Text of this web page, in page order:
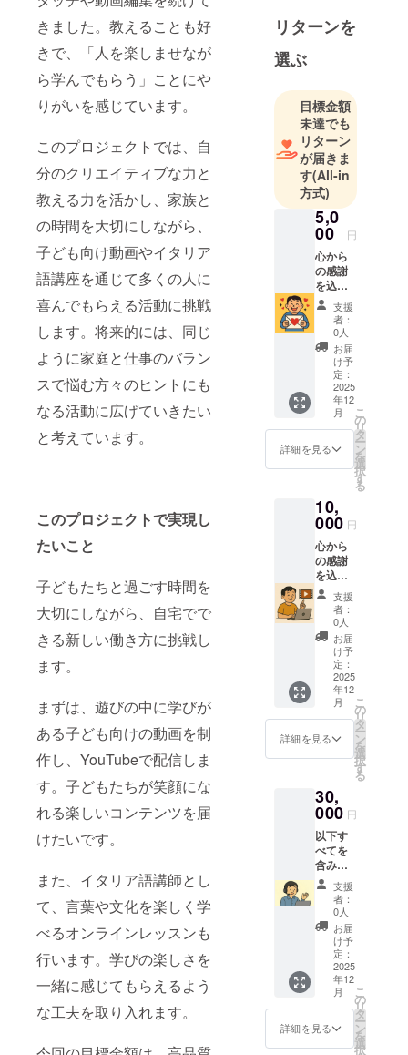
きました。教えることも好
きで、「人を楽しませなが
ら学んでもらう」ことにや
りがいを感じています。
このプロジェクトでは、自
分のクリエイティブな力と
教える力を活かし、家族と
の時間を大切にしながら、
子ども向け動画やイタリア
語講座を通じて多くの人に
喜んでもらえる活動に挑戦
します。将来的には、同じ
ように家庭と仕事のバラン
スで悩む方々のヒントにも
なる活動に広げていきたい
と考えています。
このプロジェクトで実現し
たいこと
子どもたちと過ごす時間を
大切にしながら、自宅でで
きる新しい働き方に挑戦し
ます。
まずは、遊びの中に学びが
ある子ども向けの動画を制
作し、YouTubeで配信しま
す。子どもたちが笑顔にな
れる楽しいコンテンツを届
けたいです。
また、イタリア語講師とし
て、言葉や文化を楽しく学
べるオンラインレッスンも
行います。学びの楽しさを
一緒に感じてもらえるよう
な工夫を取り入れます。
ンツの仕事
を始めたい
と考えてい
ます。ピザ
職人として
26年の経験
があり、本
格的なイタ
リアンレシ
ピや子供向
けの動画作
りが得意で
このクラウ
ドファン
ディングを
通じて、新
しい働き方
と、家族と
の未来を切
り開いてい
きたいと思
援よろしく
お願いいた
します！
リターンを
選ぶ
目標金額
未達でも
リターン
が届きま
す(All-in
方式)
5,0
00 円
心から
の感謝
を込め
てお送
りしま
す。 ・
感謝の
気持ち
を込め
たメー
ルでの
お礼
メッ
セージ
・希望
者のお
（また
はニッ
クネー
ム）を
YouTub
e動画の
エンド
ロール
に掲載
【掲載
期間】
2026年
1月1日
から1年
間掲載
（事業
が存続
方法】
文字の
み、
YouTub
e動画の
エンド
ロール
に掲載
【注意
事項】
支援
時、必
ず備考
欄に掲
載を希
望され
るお名
支援
者：
0人
お届
け予
定：
2025
年12
月
詳細を見る
こ
の
リ
タ
ー
ン
を
選
択
す
る
10,
000 円
心から
の感謝
を込め
てお送
りしま
す。 ・
感謝の
気持ち
を込め
たメー
ルでの
お礼
メッ
セージ
・ご希
望の名
たは
ニック
ネー
ム）を
YouTub
e動画の
エンド
ロール
に掲載
（希望
者の
み）
【掲載
期間】
2026年
1月1日
から1年
支援
者：
0人
お届
け予
定：
2025
年12
月
詳細を見る
こ
の
リ
タ
ー
ン
を
選
択
す
る
30,
000 円
以下す
べてを
含みま
す： ・
心から
の感謝
を込め
たメー
ルでの
お礼
メッ
セージ
・ご希
望の名
前（ま
支援
者：
0人
お届
け予
定：
2025
年12
月
詳細を見る
こ
の
リ
タ
ー
ン
を
選
択